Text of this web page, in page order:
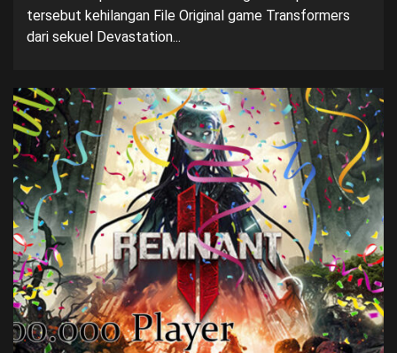
tersebut kehilangan File Original game Transformers
dari sekuel Devastation...